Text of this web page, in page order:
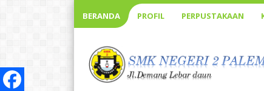
BERANDA PROFIL PERPUSTAKAAN